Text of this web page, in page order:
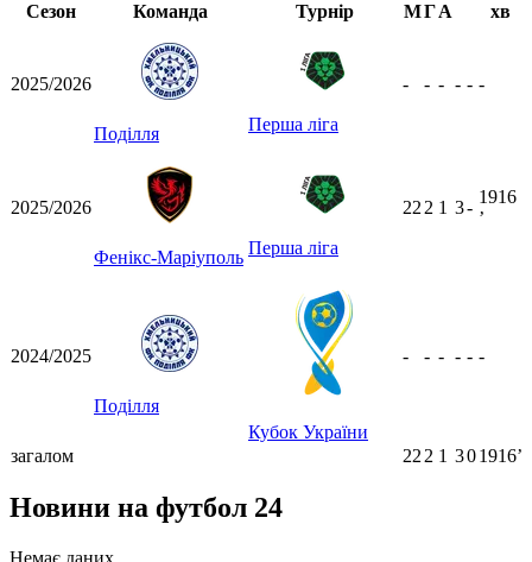
Сезон
Команда Турнір МГА хв
2025/2026
Поділля Перша ліга
- - - - - -
2025/2026
Фенікс-Маріуполь Перша ліга
22 2 1 3-
1916
ʼ
2024/2025
Поділля
Кубок України
- - - - - -
загалом 22 2 1 301916ʼ
Новини на футбол 24
Немає даних